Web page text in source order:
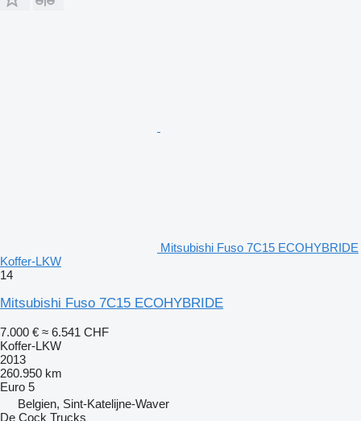
Mitsubishi Fuso 7C15 ECOHYBRIDE
Koffer-LKW
14
Mitsubishi Fuso 7C15 ECOHYBRIDE
7.000 € ≈ 6.541 CHF
Koffer-LKW
2013
260.950 km
Euro 5
Belgien, Sint-Katelijne-Waver
De Cock Trucks